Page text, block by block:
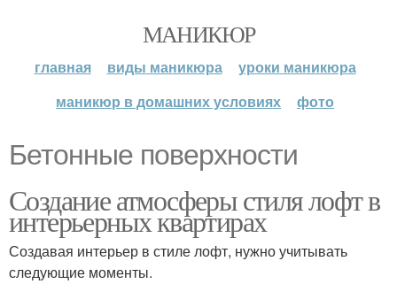
МАНИКЮР
главная виды маникюра
уроки маникюра
маникюр в домашних условиях
фото
Бетонные поверхности
Создание атмосферы стиля лофт в
интерьерных квартирах
Создавая интерьер в стиле лофт, нужно учитывать
следующие моменты.